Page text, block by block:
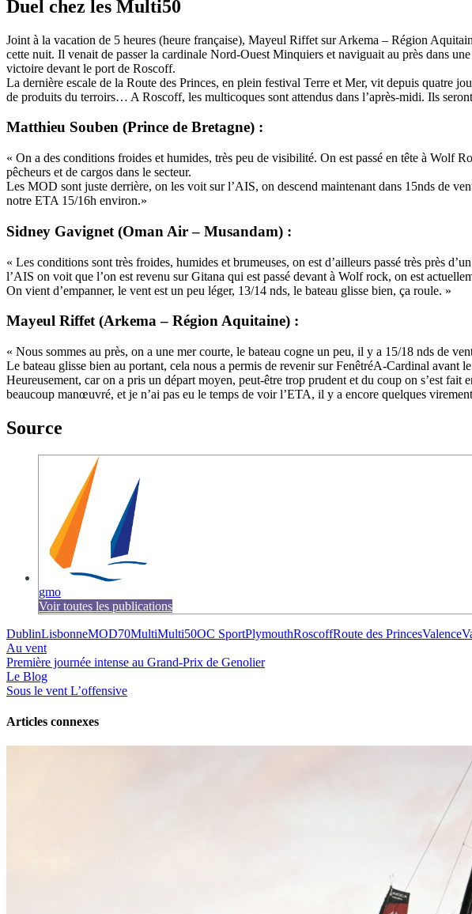
0
28
Duel chez les Multi50
Joint à la vacation de 5 heures (heure française), Mayeul Riffet sur Arkema – Région
cette nuit. Il venait de passer la cardinale Nord-Ouest Minquiers et naviguait au près dans
victoire devant le port de Roscoff.
La dernière escale de la Route des Princes, en plein festival Terre et Mer, vit depuis quatre
de produits du terroirs… A Roscoff, les multicoques sont attendus dans l’après-midi. Ils
Matthieu Souben (Prince de Bretagne) :
« On a des conditions froides et humides, très peu de visibilité. On est passé en tête à Wolf
pêcheurs et de cargos dans le secteur.
Les MOD sont juste derrière, on les voit sur l’AIS, on descend maintenant dans 15nds de
notre ETA 15/16h environ.»
Sidney Gavignet (Oman Air – Musandam) :
« Les conditions sont très froides, humides et brumeuses, on est d’ailleurs passé très près
l’AIS on voit que l’on est revenu sur Gitana qui est passé devant à Wolf rock, on est
On vient d’empanner, le vent est un peu léger, 13/14 nds, le bateau glisse bien, ça roule. »
Mayeul Riffet (Arkema – Région Aquitaine) :
« Nous sommes au près, on a une mer courte, le bateau cogne un peu, il y a 15/18 nds de
Le bateau glisse bien au portant, cela nous a permis de revenir sur FenêtréA-Cardinal avant
Heureusement, car on a pris un départ moyen, peut-être trop prudent et du coup on s’est
beaucoup manœuvré, et je n’ai pas eu le temps de voir l’ETA, il y a encore quelques
Source
gmo
Voir toutes les publications
DublinLisbonneMOD70MultiMulti50OC SportPlymouthRoscoffRoute des PrincesValence
Au vent
Première journée intense au Grand-Prix de Genolier
Le Blog
Sous le vent L’offensive
Articles connexes